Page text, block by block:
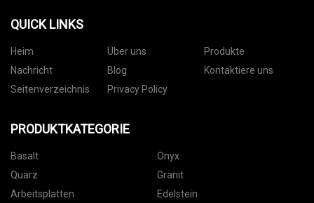
QUICK LINKS
Heim Über uns
Produkte
Nachricht
Blog
Kontaktiere uns
Seitenverzeichnis
Privacy Policy
PRODUKTKATEGORIE
Basalt
Onyx
Quarz
Granit
Arbeitsplatten
Edelstein